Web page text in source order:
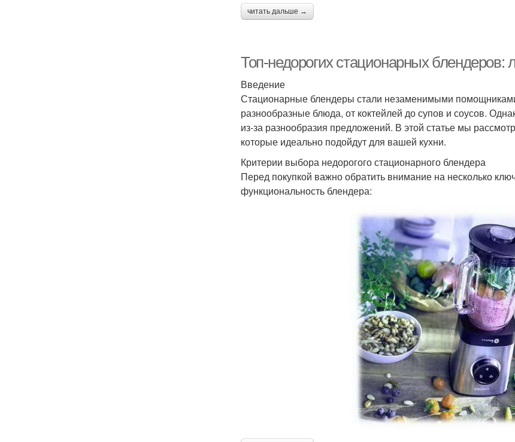
читать дальше →
Топ-недорогих стационарных
Введение
Стационарные блендеры стали незаменимыми
разнообразные блюда, от коктейлей до супов и соусов.
из-за разнообразия предложений. В этой статье мы
которые идеально подойдут для вашей кухни.
Критерии выбора недорогого стационарного блендера
Перед покупкой важно обратить внимание на несколько
функциональность блендера: